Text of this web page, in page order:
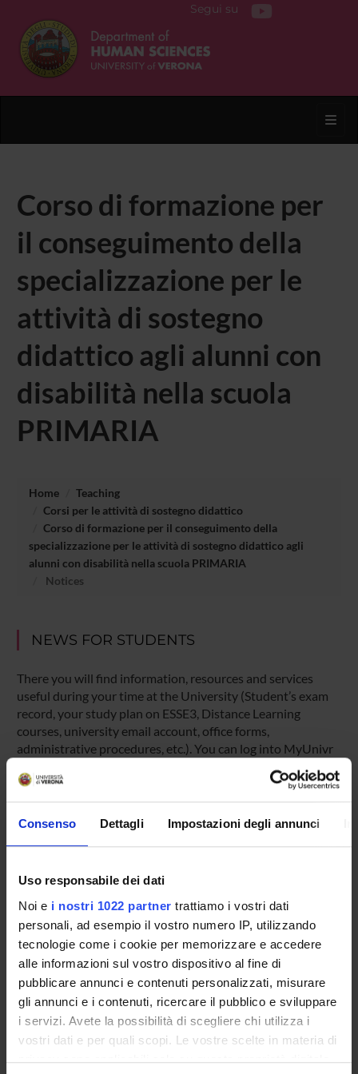
Consenso Dettagli Impostazioni degli annunci
Uso responsabile dei dati
Noi e i nostri 1022 partner trattiamo i vostri dati
personali, ad esempio il vostro numero IP, utilizzando
tecnologie come i cookie per memorizzare e accedere
alle informazioni sul vostro dispositivo al fine di
pubblicare annunci e contenuti personalizzati, misurare
gli annunci e i contenuti, ricercare il pubblico e sviluppare
i servizi. Avete la possibilità di scegliere chi utilizza i
vostri dati e per quali scopi. Le vostre scelte in materia di
privacy sono applicabili solo su questa proprietà digitale
Segui su
Corso di formazione per
il conseguimento della
specializzazione per le
attività di sostegno
didattico agli alunni con
disabilità nella scuola
PRIMARIA
Home
Teaching
Corsi per le attività di sostegno didattico
Corso di formazione per il conseguimento della
specializzazione per le attività di sostegno didattico agli
alunni con disabilità nella scuola PRIMARIA
Notices
NEWS FOR STUDENTS
There you will find information, resources and services
useful during your time at the University (Student’s exam
record, your study plan on ESSE3, Distance Learning
courses, university email account, office forms,
administrative procedures, etc.). You can log into MyUnivr
with your GIA login details: only in this way will you be able
to receive notification of all the notices from your teachers
and your secretariat via email and also via the Univr app.
MYUNIVR
Enrolment Policy
Courses
Academic Calendar
Lesson timetable
Degree Programme
Exam calendar
Notices